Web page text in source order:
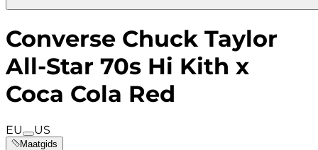
Converse Chuck Taylor
All-Star 70s Hi Kith x
Coca Cola Red
EU US
Maatgids